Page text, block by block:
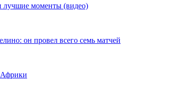
лучшие моменты (видео)
он провел всего семь матчей